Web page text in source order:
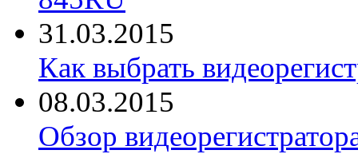
31.03.2015
Как выбрать
08.03.2015
Обзор